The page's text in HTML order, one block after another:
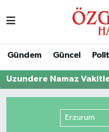
Gündem Güncel
Uzundere Namaz
Erzurum
Ekonomi
Nöbetçi Eczaneler
Trafik Durumu